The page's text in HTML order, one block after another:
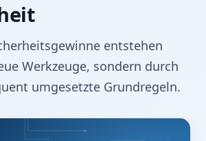
entstehen
Werkzeuge, sondern durch
umgesetzte Grundregeln.